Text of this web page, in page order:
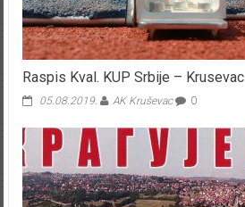
Raspis Kval. KUP Srbije – Krusevac
05.08.2019. AK Kruševac 0